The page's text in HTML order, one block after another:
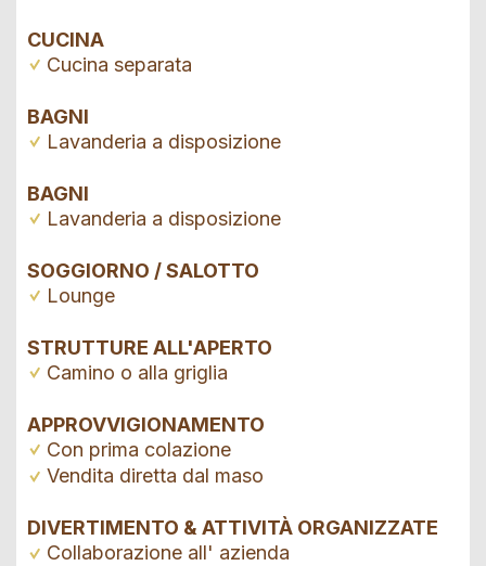
CUCINA
Cucina separata
BAGNI
Lavanderia a disposizione
BAGNI
Lavanderia a disposizione
SOGGIORNO / SALOTTO
Lounge
STRUTTURE ALL'APERTO
Camino o alla griglia
APPROVVIGIONAMENTO
Con prima colazione
Vendita diretta dal maso
DIVERTIMENTO & ATTIVITÀ ORGANIZZATE
Collaborazione all' azienda